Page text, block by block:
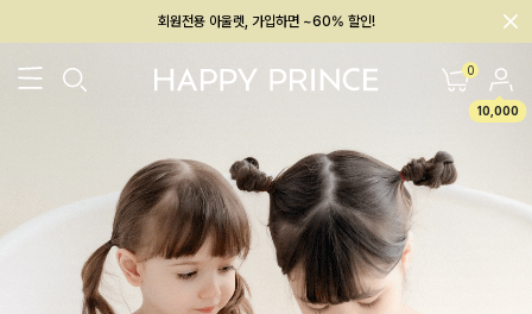
회원전용 아울렛, 가입하면 ~60% 할인!
0
10,000